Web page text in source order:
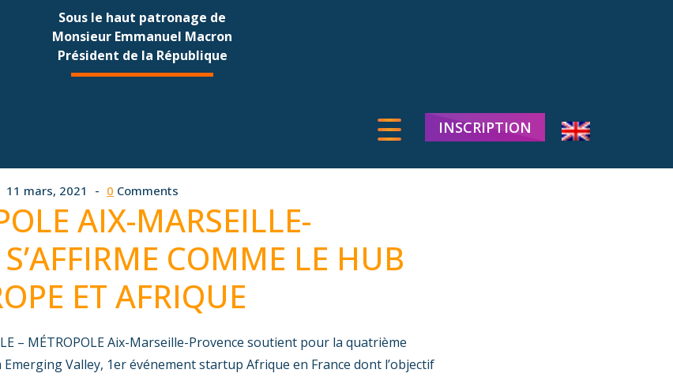
Sous le haut patronage de
Monsieur Emmanuel Macron
Président de la République
INSCRIPTION
11 mars, 2021 0 Comments
AIX-MARSEILLE-
COMME LE HUB
ET AFRIQUE
– MÉTROPOLE Aix-Marseille-Provence soutient pour la quatrième
Valley, 1er événement startup Afrique en France dont l’objectif